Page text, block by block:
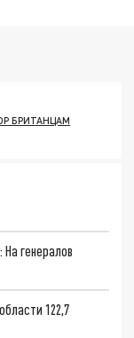
БРИТАНЦАМ
генералов
122,7